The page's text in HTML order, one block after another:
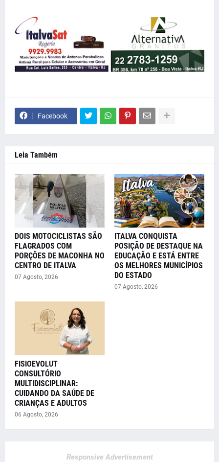
Facebook
Leia Também
DOIS MOTOCICLISTAS SÃO
FLAGRADOS COM
PORÇÕES DE MACONHA NO
CENTRO DE ITALVA
07 Agosto, 2026
ITALVA CONQUISTA
POSIÇÃO DE DESTAQUE NA
EDUCAÇÃO E ESTÁ ENTRE
OS MELHORES MUNICÍPIOS
DO ESTADO
07 Agosto, 2026
FISIOEVOLUT
CONSULTÓRIO
MULTIDISCIPLINAR:
CUIDANDO DA SAÚDE DE
CRIANÇAS E ADULTOS
06 Agosto, 2026
Responsive Advertisement